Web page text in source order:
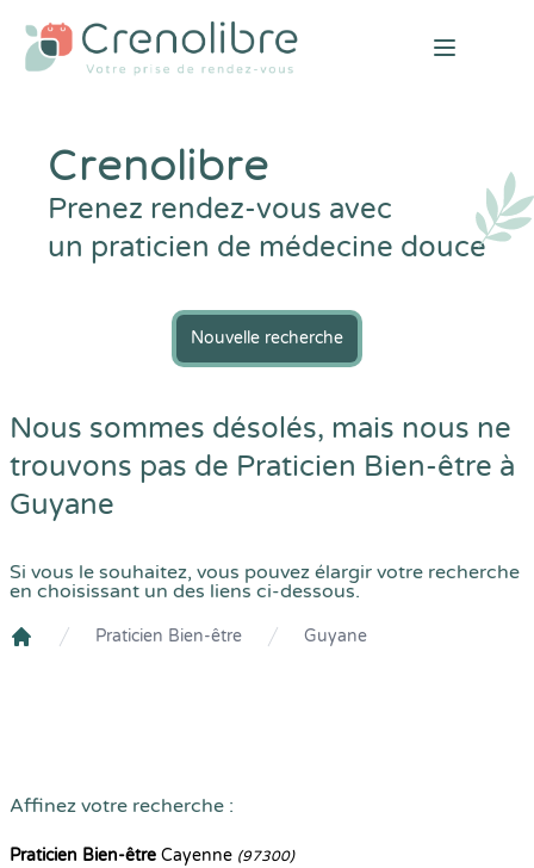
Open
Crenolibre
Prenez rendez-vous avec
un praticien de médecine douce
Nouvelle recherche
Nous sommes désolés, mais nous ne
trouvons pas de Praticien Bien-être à
Guyane
Si vous le souhaitez, vous pouvez élargir votre recherche
en choisissant un des liens ci-dessous.
Praticien Bien-être Guyane
Affinez votre recherche :
Praticien Bien-être Cayenne (97300)